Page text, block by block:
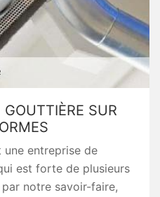
SUR
une entreprise de
est forte de plusieurs
par notre savoir-faire,